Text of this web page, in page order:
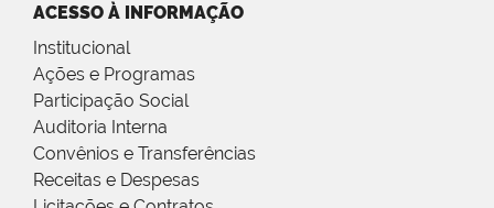
ACESSO À INFORMAÇÃO
Institucional
Ações e Programas
Participação Social
Auditoria Interna
Convênios e Transferências
Receitas e Despesas